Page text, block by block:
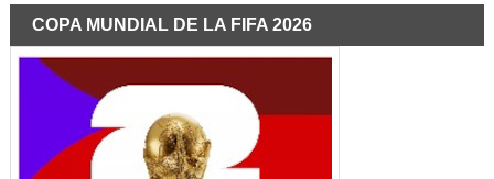
COPA MUNDIAL DE LA FIFA 2026